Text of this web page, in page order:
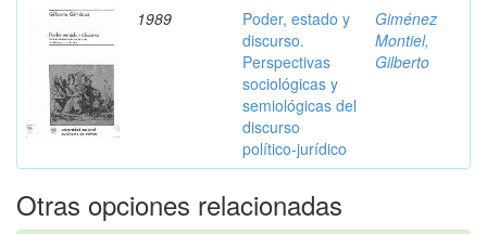
1989
Poder, estado y
discurso.
Perspectivas
sociológicas y
semiológicas del
discurso
político-jurídico
Giménez
Montiel,
Gilberto
Otras opciones relacionadas